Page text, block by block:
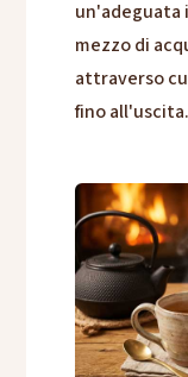
un'adeguata
mezzo di
attraverso
fino all'uscita.